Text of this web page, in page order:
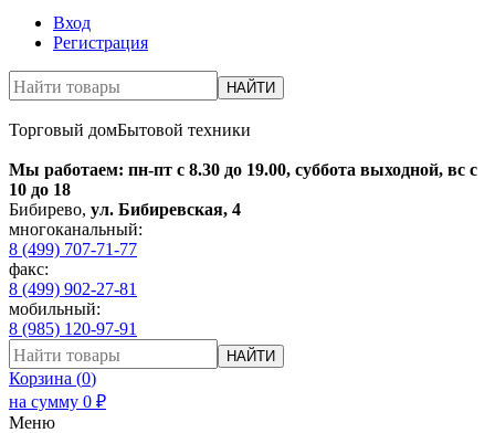
Вход
Регистрация
НАЙТИ
Торговый домБытовой техники
Мы работаем: пн-пт с 8.30 до 19.00, суббота выходной, вс с
10 до 18
Бибирево, ул. Бибиревская, 4
многоканальный:
8 (499) 707-71-77
факс:
8 (499) 902-27-81
мобильный:
8 (985) 120-97-91
НАЙТИ
Корзина (0)
на сумму 0 ₽
Меню